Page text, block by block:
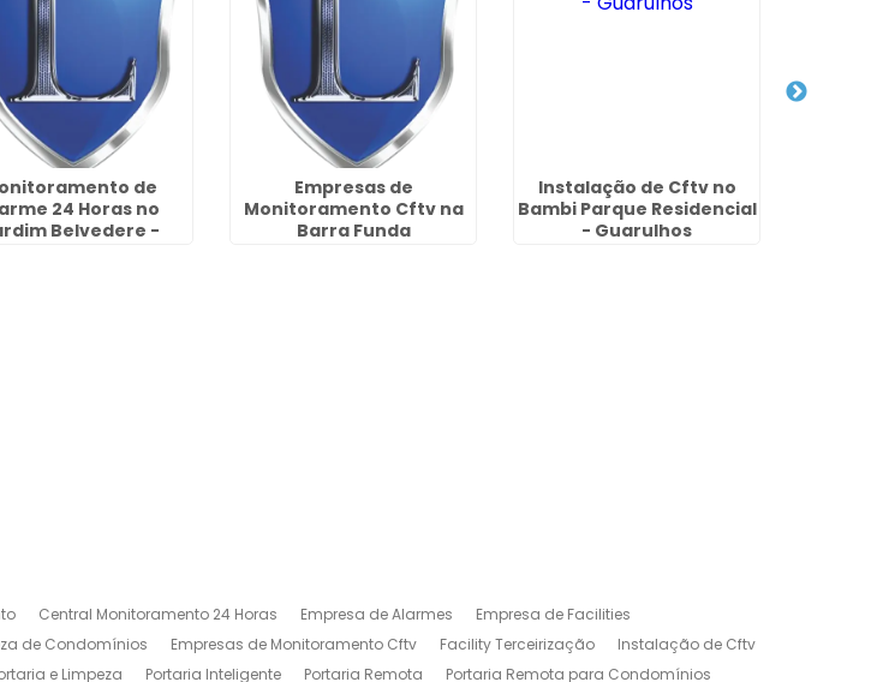
de
24 Horas no
Belvedere -
Empresas de
Monitoramento Cftv na
Barra Funda
Instalação de Cftv no
Bambi Parque Residencial
- Guarulhos
Central Monitoramento 24 Horas Empresa de Alarmes
Empresa de Facilities
de Condomínios Empresas de Monitoramento Cftv Facility Terceirização
Instalação de Cftv
e Limpeza Portaria Inteligente Portaria Remota
Portaria Remota para Condomínios